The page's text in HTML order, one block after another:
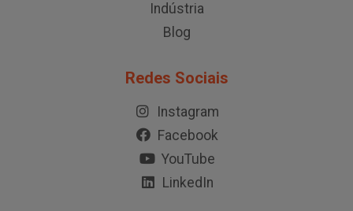
Indústria
Blog
Redes Sociais
Instagram
Facebook
YouTube
LinkedIn